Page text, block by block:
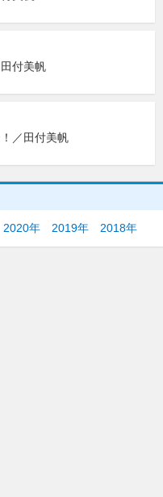
付美帆
／田付美帆
2020年 2019年 2018年